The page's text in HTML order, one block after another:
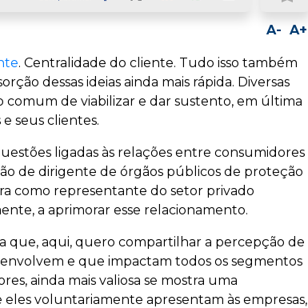
A+
A-
. Centralidade do cliente. Tudo isso também
dessas ideias ainda mais rápida. Diversas
comum de viabilizar e dar sustento, em última
seus clientes.
ligadas às relações entre consumidores
de dirigente de órgãos públicos de proteção
como representante do setor privado
a aprimorar esse relacionamento.
que, aqui, quero compartilhar a percepção de
e que impactam todos os segmentos
ainda mais valiosa se mostra uma
voluntariamente apresentam às empresas,